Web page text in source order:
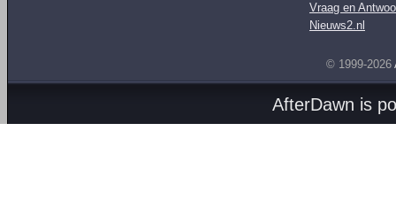
Vraag en
Nieuws2.nl
© 1999-2026
AfterDawn is